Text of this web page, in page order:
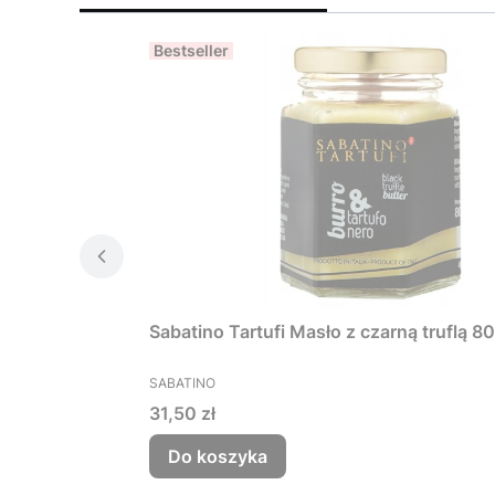
Bestseller
Sabatino Tartufi Masło z czarną truflą
PRODUCENT
SABATINO
Cena
31,50 zł
Do koszyka